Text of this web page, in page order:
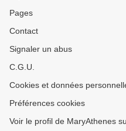
Pages
Contact
Signaler un abus
C.G.U.
Cookies et données
Préférences cookies
Voir le profil de MaryAthenes